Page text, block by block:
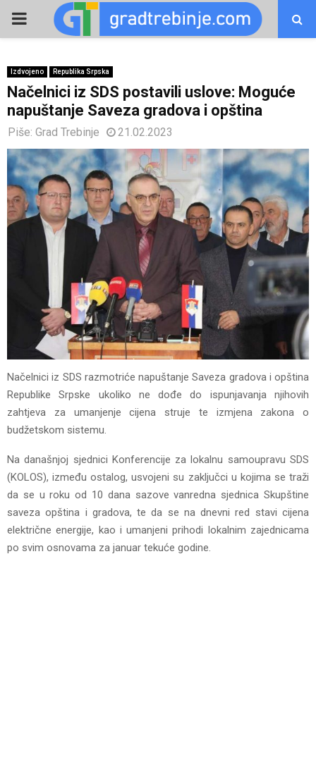
PRIMARY
Izdvojeno Republika Srpska
Načelnici iz SDS postavili uslove: Moguće
napuštanje Saveza gradova i opština
Piše: Grad Trebinje 21.02.2023
Načelnici iz SDS razmotriće napuštanje Saveza gradova i opština
Republike Srpske ukoliko ne dođe do ispunjavanja njihovih
zahtjeva za umanjenje cijena struje te izmjena zakona o
budžetskom sistemu.
Na današnjoj sjednici Konferencije za lokalnu samoupravu SDS
(KOLOS), između ostalog, usvojeni su zaključci u kojima se traži
da se u roku od 10 dana sazove vanredna sjednica Skupštine
saveza opština i gradova, te da se na dnevni red stavi cijena
električne energije, kao i umanjeni prihodi lokalnim zajednicama
po svim osnovama za januar tekuće godine.